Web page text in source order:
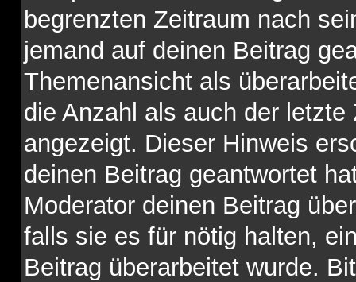
begrenzten Zeitraum nach
jemand auf deinen Beitrag
Themenansicht als
die Anzahl als auch der
angezeigt. Dieser Hinweis
deinen Beitrag geantwortet
Moderator deinen Beitrag
falls sie es für nötig halten,
Beitrag überarbeitet wurde.